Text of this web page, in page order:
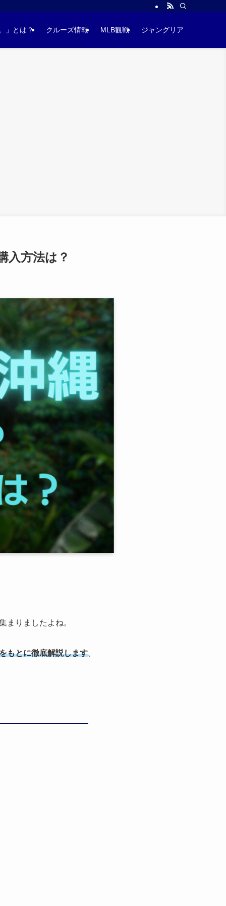
」とは？ クルーズ情報 MLB観戦 ジャングリア
入方法は？
まりましたよね。
もとに徹底解説します。